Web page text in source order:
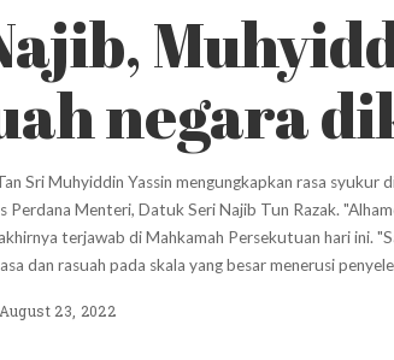
negara
Sri Muhyiddin Yassin mengungkapkan rasa syukur
Perdana Menteri, Datuk Seri Najib Tun Razak.
terjawab di Mahkamah Persekutuan hari ini.
dan rasuah pada skala yang besar menerusi
August 23, 2022